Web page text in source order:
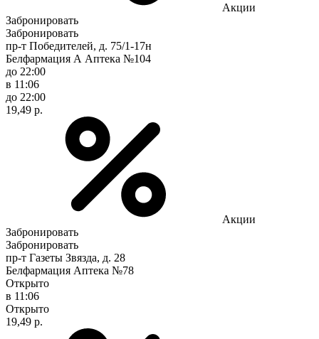
Акции
Забронировать
Забронировать
пр-т Победителей, д. 75/1-17н
Белфармация А Аптека №104
до 22:00
в 11:06
до 22:00
19,49 р.
Акции
Забронировать
Забронировать
пр-т Газеты Звязда, д. 28
Белфармация Аптека №78
Открыто
в 11:06
Открыто
19,49 р.